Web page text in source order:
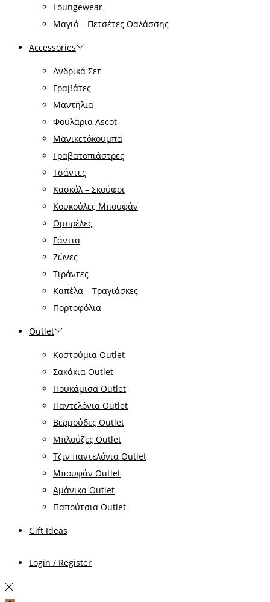
Loungewear
Μαγιό – Πετσέτες Θαλάσσης
Accessories
Ανδρικά Σετ
Γραβάτες
Μαντήλια
Φουλάρια Ascot
Μανικετόκουμπα
Γραβατοπιάστρες
Τσάντες
Κασκόλ – Σκούφοι
Κουκούλες Μπουφάν
Ομπρέλες
Γάντια
Ζώνες
Τιράντες
Καπέλα – Τραγιάσκες
Πορτοφόλια
Outlet
Κοστούμια Outlet
Σακάκια Outlet
Πουκάμισα Outlet
Παντελόνια Outlet
Βερμούδες Outlet
Μπλούζες Outlet
Τζιν παντελόνια Outlet
Μπουφάν Outlet
Αμάνικα Outlet
Παπούτσια Outlet
Gift Ideas
Login / Register